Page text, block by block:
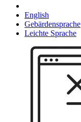
English
Gebärdensprache
Leichte Sprache